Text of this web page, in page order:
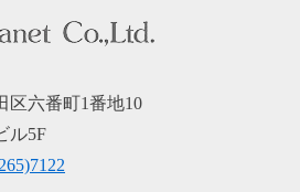
区六番町1番地10
ル5F